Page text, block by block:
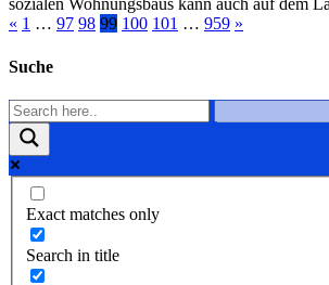
sozialen Wohnungsbaus kann auch auf dem
« 1 … 97 98 99 100 101 … 959 »
Suche
Exact matches only
Search in title